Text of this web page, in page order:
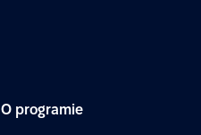
O programie